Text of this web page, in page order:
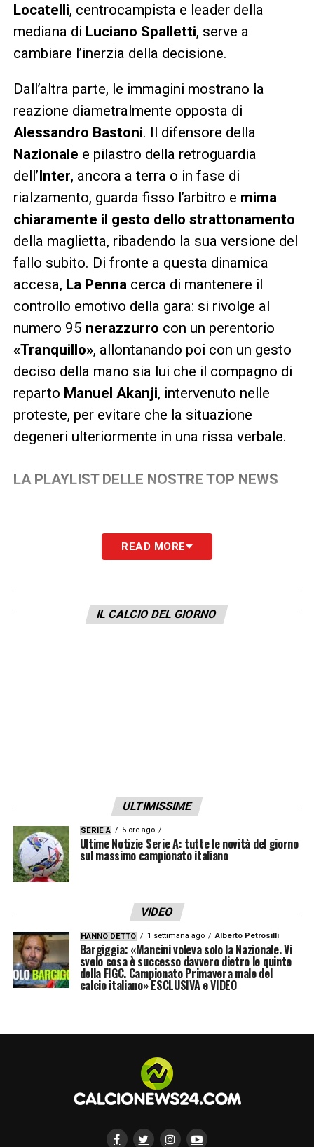
Locatelli, centrocampista e leader della
mediana di Luciano Spalletti, serve a
cambiare l’inerzia della decisione.
Dall’altra parte, le immagini mostrano la
reazione diametralmente opposta di
Alessandro Bastoni. Il difensore della
Nazionale e pilastro della retroguardia
dell’Inter, ancora a terra o in fase di
rialzamento, guarda fisso l’arbitro e mima
chiaramente il gesto dello strattonamento
della maglietta, ribadendo la sua versione del
fallo subito. Di fronte a questa dinamica
accesa, La Penna cerca di mantenere il
controllo emotivo della gara: si rivolge al
numero 95 nerazzurro con un perentorio
«Tranquillo», allontanando poi con un gesto
deciso della mano sia lui che il compagno di
reparto Manuel Akanji, intervenuto nelle
proteste, per evitare che la situazione
degeneri ulteriormente in una rissa verbale.
LA PLAYLIST DELLE NOSTRE TOP NEWS
READ MORE
IL CALCIO DEL GIORNO
ULTIMISSIME
SERIE A 5 ore ago
Ultime Notizie Serie A: tutte le novità del giorno
sul massimo campionato italiano
VIDEO
HANNO DETTO 1 settimana ago Alberto Petrosilli
Bargiggia: «Mancini voleva solo la Nazionale. Vi
svelo cosa è successo davvero dietro le quinte
della FIGC. Campionato Primavera male del
calcio italiano» ESCLUSIVA e VIDEO